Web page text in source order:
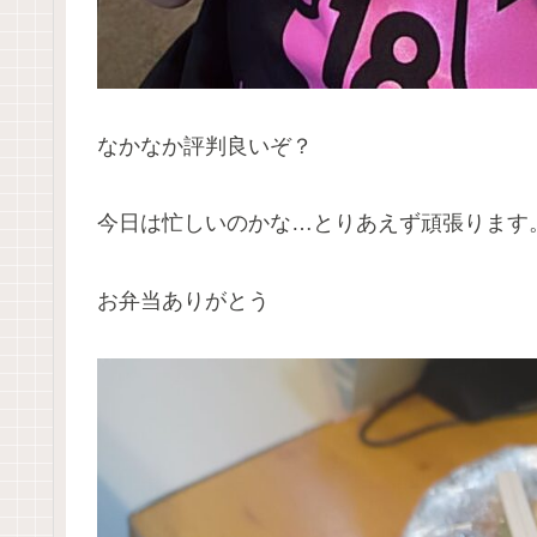
なかなか評判良いぞ？
今日は忙しいのかな…とりあえず頑張ります
お弁当ありがとう